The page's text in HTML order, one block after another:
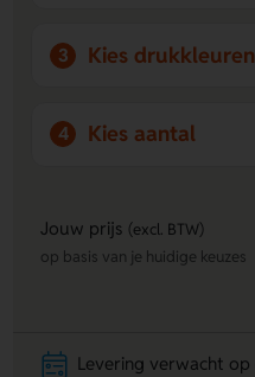
3 Kies drukkleuren
4 Kies aantal
Jouw prijs (excl. BTW)
op basis van je huidige keuzes
Levering verwacht op